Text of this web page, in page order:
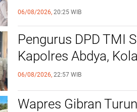
Melalui Cek
06/08/2026, 20:25 WIB
Pengurus DPD TMI
Kapolres Abdya,
06/08/2026, 22:57 WIB
Wapres Gibran